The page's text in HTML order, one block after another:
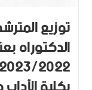
توزيع
الدكتوراه